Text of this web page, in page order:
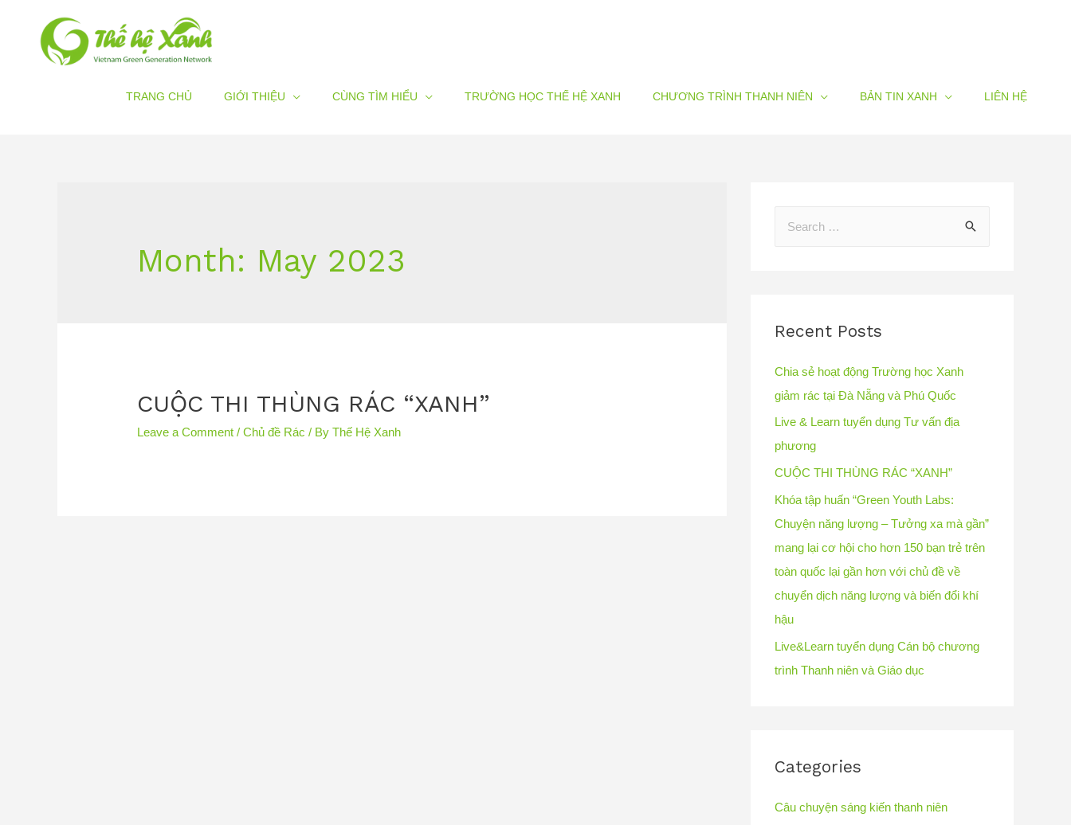
TRANG CHỦ GIỚI THIỆU CÙNG TÌM HIỂU TRƯỜNG HỌC THẾ HỆ XANH CHƯƠNG TRÌNH THANH NIÊN BẢN TIN XANH LIÊN HỆ
Month: May 2023
CUỘC THI THÙNG RÁC “XANH”
Leave a Comment /Chủ đề Rác / ByThế Hệ Xanh
Recent Posts
Chia sẻ hoạt động Trường học Xanh
giảm rác tại Đà Nẵng và Phú Quốc
Live & Learn tuyển dụng Tư vấn địa
phương
CUỘC THI THÙNG RÁC “XANH”
Khóa tập huấn “Green Youth Labs:
Chuyện năng lượng – Tưởng xa mà gần”
mang lại cơ hội cho hơn 150 bạn trẻ trên
toàn quốc lại gần hơn với chủ đề về
chuyển dịch năng lượng và biến đổi khí
hậu
Live&Learn tuyển dụng Cán bộ chương
trình Thanh niên và Giáo dục
Categories
Câu chuyện sáng kiến thanh niên